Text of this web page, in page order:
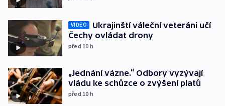
VIDEO
Ukrajinští váleční veteráni učí
Čechy ovládat drony
před 10 h
„Jednání vázne.“ Odbory vyzývají
vládu ke schůzce o zvýšení platů
před 10 h